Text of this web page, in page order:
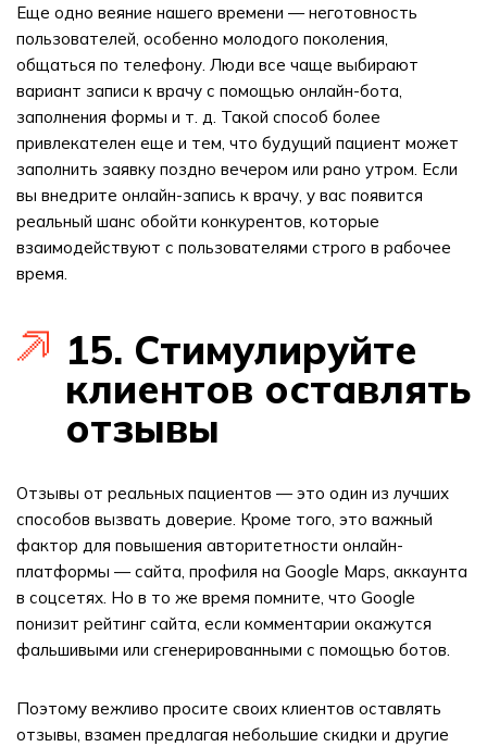
Еще одно веяние нашего времени — неготовность
пользователей, особенно молодого поколения,
общаться по телефону. Люди все чаще выбирают
вариант записи к врачу с помощью онлайн-бота,
заполнения формы и т. д. Такой способ более
привлекателен еще и тем, что будущий пациент может
заполнить заявку поздно вечером или рано утром. Если
вы внедрите онлайн-запись к врачу, у вас появится
реальный шанс обойти конкурентов, которые
взаимодействуют с пользователями строго в рабочее
время.
15. Стимулируйте
клиентов оставлять
отзывы
Отзывы от реальных пациентов — это один из лучших
способов вызвать доверие. Кроме того, это важный
фактор для повышения авторитетности онлайн-
платформы — сайта, профиля на Google Марs, аккаунта
в соцсетях. Но в то же время помните, что Google
понизит рейтинг сайта, если комментарии окажутся
фальшивыми или сгенерированными с помощью ботов.
Поэтому вежливо просите своих клиентов оставлять
отзывы, взамен предлагая небольшие скидки и другие